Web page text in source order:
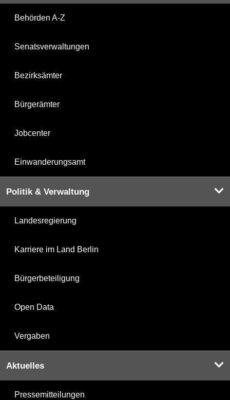
Behörden A-Z
Senatsverwaltungen
Bezirksämter
Bürgerämter
Jobcenter
Einwanderungsamt
Politik & Verwaltung
Landesregierung
Karriere im Land Berlin
Bürgerbeteiligung
Open Data
Vergaben
Aktuelles
Pressemitteilungen